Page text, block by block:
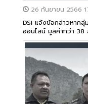
26 กันยายน 2566
DSI แจ้งข้อกล่าวหาก
ออนไลน์ มูลค่ากว่า 38